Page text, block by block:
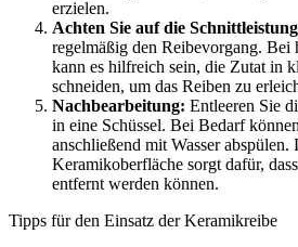
erzielen.
Achten Sie auf die
regelmäßig den Reibevorgang. Bei
kann es hilfreich sein, die Zutat in
schneiden, um das Reiben zu
Nachbearbeitung: Entleeren Sie
in eine Schüssel. Bei Bedarf
anschließend mit Wasser abspülen.
Keramikoberfläche sorgt dafür,
entfernt werden können.
Tipps für den Einsatz der Keramikreibe